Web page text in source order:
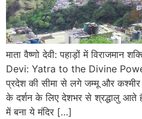
माता वैष्णो देवी: पहाड़ों में विराजमान
Devi: Yatra to the Divine
प्रदेश की सीमा से लगे जम्मू और कश्मीर में
के दर्शन के लिए देशभर से श्रद्धालु आते
में बना ये मंदिर […]